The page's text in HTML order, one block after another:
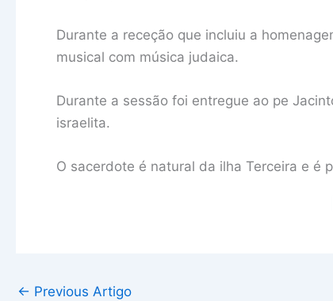
Durante a receção que incluiu a
musical com música judaica.
Durante a sessão foi entregue ao pe
israelita.
O sacerdote é natural da ilha Terceira e é
← Previous Artigo